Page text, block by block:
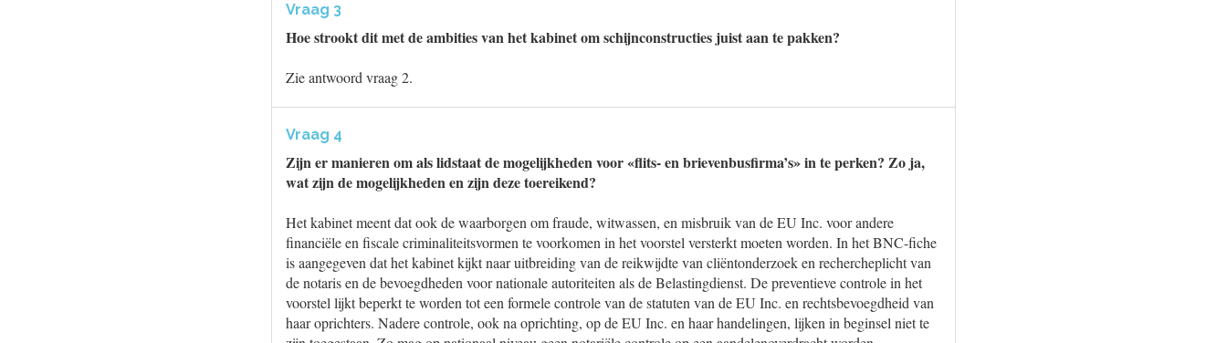
Vraag 3
Hoe strookt dit met de ambities van het kabinet om schijnconstructies juist aan te pakken?
Zie antwoord vraag 2.
Vraag 4
Zijn er manieren om als lidstaat de mogelijkheden voor «flits- en brievenbusfirma’s» in te perken? Zo ja,
wat zijn de mogelijkheden en zijn deze toereikend?
Het kabinet meent dat ook de waarborgen om fraude, witwassen, en misbruik van de EU Inc. voor andere
financiële en fiscale criminaliteitsvormen te voorkomen in het voorstel versterkt moeten worden. In het BNC-fiche
is aangegeven dat het kabinet kijkt naar uitbreiding van de reikwijdte van cliëntonderzoek en rechercheplicht van
de notaris en de bevoegdheden voor nationale autoriteiten als de Belastingdienst. De preventieve controle in het
voorstel lijkt beperkt te worden tot een formele controle van de statuten van de EU Inc. en rechtsbevoegdheid van
haar oprichters. Nadere controle, ook na oprichting, op de EU Inc. en haar handelingen, lijken in beginsel niet te